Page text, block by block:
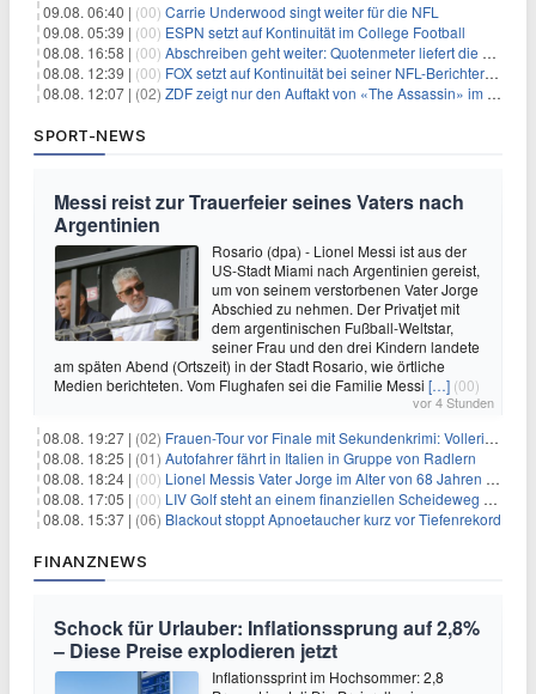
09.08. 06:40 | (00) Carrie Underwood singt weiter für die NFL
09.08. 05:39 | (00) ESPN setzt auf Kontinuität im College Football
08.08. 16:58 | (00) Abschreiben geht weiter: Quotenmeter liefert die Vorlagen
08.08. 12:39 | (00) FOX setzt auf Kontinuität bei seiner NFL-Berichterstattung
08.08. 12:07 | (02) ZDF zeigt nur den Auftakt von «The Assassin» im Fernsehen
SPORT-NEWS
Messi reist zur Trauerfeier seines Vaters nach
Argentinien
Rosario (dpa) - Lionel Messi ist aus der
US-Stadt Miami nach Argentinien gereist,
um von seinem verstorbenen Vater Jorge
Abschied zu nehmen. Der Privatjet mit
dem argentinischen Fußball-Weltstar,
seiner Frau und den drei Kindern landete
am späten Abend (Ortszeit) in der Stadt Rosario, wie örtliche
Medien berichteten. Vom Flughafen sei die Familie Messi […] (00)
vor 4 Stunden
08.08. 19:27 | (02) Frauen-Tour vor Finale mit Sekundenkrimi: Vollering in Gelb
08.08. 18:25 | (01) Autofahrer fährt in Italien in Gruppe von Radlern
08.08. 18:24 | (00) Lionel Messis Vater Jorge im Alter von 68 Jahren gestorben
08.08. 17:05 | (00) LIV Golf steht an einem finanziellen Scheideweg auf der Suche nach neuen Investitionen
08.08. 15:37 | (06) Blackout stoppt Apnoetaucher kurz vor Tiefenrekord
FINANZNEWS
Schock für Urlauber: Inflationssprung auf 2,8%
– Diese Preise explodieren jetzt
Inflationssprint im Hochsommer: 2,8